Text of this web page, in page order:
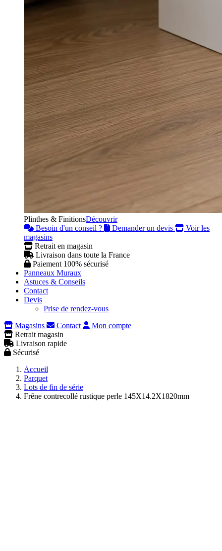
Plinthes & FinitionsDécouvrir
Besoin d'un conseil ?
Demander un devis
Voir les
magasins
Retrait en magasin
Livraison dans toute la France
Paiement 100% sécurisé
Panneaux Muraux
Astuces & Conseils
Contact
Devis
Prise de rendez-vous
Magasins
Contact
Mon compte
Retrait magasin
Livraison rapide
Sécurisé
Accueil
Parquet
Lots de fin de série
Frêne contrecollé rustique perle 145X14.2X1820mm